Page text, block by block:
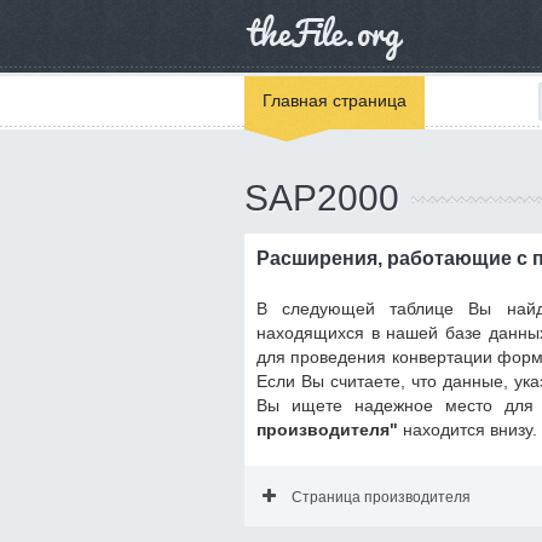
Главная страница
SAP2000
Расширения, работающие с
В следующей таблице Вы
находящихся в нашей базе
для проведения конвертации
Если Вы считаете, что данные,
Вы ищете надежное место для
производителя" находится внизу.
Страница производителя